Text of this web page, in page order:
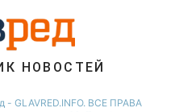
НОВОСТЕЙ
GLAVRED.INFO. ВСЕ ПРАВА